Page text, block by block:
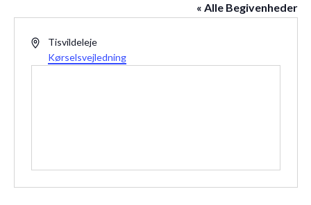
« Alle Begivenheder
AdresseTisvildeleje
Kørselsvejledning